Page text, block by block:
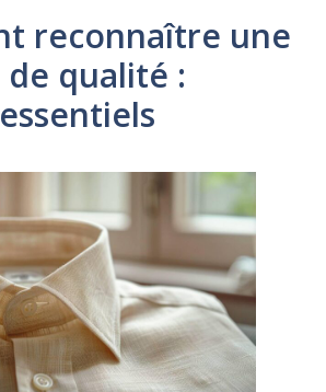
reconnaître une
de qualité :